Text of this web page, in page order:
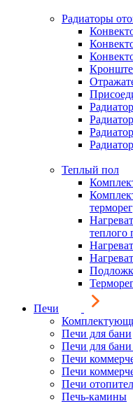
Радиаторы
Теплый пол
теплого
Печи
Печи для бани
Печи для
Печи
Печи
Печи
Печь-камины